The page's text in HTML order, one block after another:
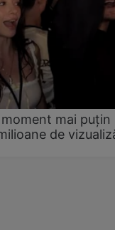
mai puțin
de